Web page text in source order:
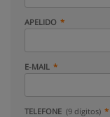
APELIDO
E-MAIL
TELEFONE (9 dígitos)